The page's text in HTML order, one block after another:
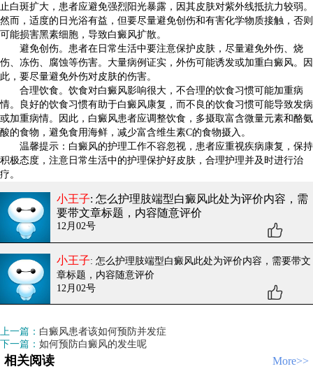
止白斑扩大，患者应避免强烈阳光暴露，因其皮肤对紫外线抵抗力较弱。
然而，适度的日光浴有益，但要尽量避免创伤和有害化学物质接触，否则
可能损害黑素细胞，导致白癜风扩散。
避免创伤。患者在日常生活中要注意保护皮肤，尽量避免外伤、烧
伤、冻伤、腐蚀等伤害。大量病例证实，外伤可能诱发或加重白癜风。因
此，要尽量避免外伤对皮肤的伤害。
合理饮食。饮食对白癜风影响很大，不合理的饮食习惯可能加重病
情。良好的饮食习惯有助于白癜风康复，而不良的饮食习惯可能导致发病
或加重病情。因此，白癜风患者应调整饮食，多摄取富含微量元素和酪氨
酸的食物，避免食用海鲜，减少富含维生素C的食物摄入。
温馨提示：白癜风的护理工作不容忽视，患者应重视疾病康复，保持
积极态度，注意日常生活中的护理保护好皮肤，合理护理并及时进行治
疗。
小王子: 怎么护理肢端型白癜风此处为评价内容，需
要带文章标题，内容随意评价
12月02号
小王子: 怎么护理肢端型白癜风此处为评价内容，需要带文
章标题，内容随意评价
12月02号
上一篇： 白癜风患者该如何预防并发症
下一篇： 如何预防白癜风的发生呢
相关阅读 More>>